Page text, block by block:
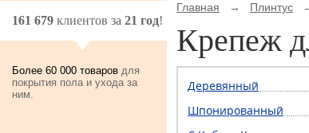
161 679 клиентов за 21 год!
Более 60 000 товаров для
покрытия пола и ухода за
ним.
Главная → Плинтус
Крепеж
Деревянный
Шпонированный